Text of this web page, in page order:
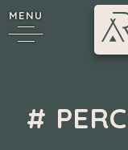
MENU
#